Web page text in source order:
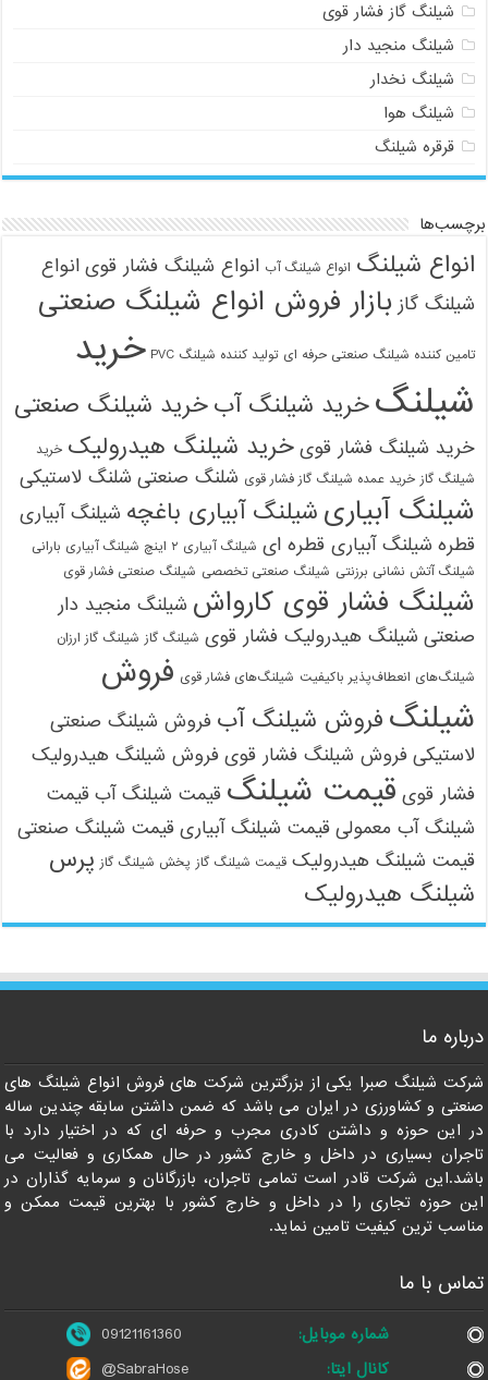
شیلنگ گاز فشار قوی
شیلنگ منجید دار
شیلنگ نخدار
شیلنگ هوا
قرقره شیلنگ
برچسب‌ها
انواع شیلنگ انواع شیلنگ آب انواع شیلنگ فشار قوی انواع
شیلنگ گاز بازار فروش انواع شیلنگ صنعتی
تامین کننده شیلنگ صنعتی حرفه ای تولید کننده شیلنگ PVC
خرید
شیلنگخرید شیلنگ آبخرید شیلنگ صنعتی
خرید شیلنگ فشار قوی خرید شیلنگ هیدرولیک خرید
شیلنگ گاز خرید عمده شیلنگ گاز فشار قوی شلنگ صنعتی شلنگ لاستیکی
شیلنگ آبیاری شیلنگ آبیاری باغچه شیلنگ آبیاری
قطره شیلنگ آبیاری قطره ای شیلنگ آبیاری ۲ اینچ شیلنگ آبیاری بارانی
شیلنگ آتش نشانی برزنتی شیلنگ صنعتی تخصصی شیلنگ صنعتی فشار قوی
شیلنگ فشار قوی کارواش شیلنگ منجید دار
صنعتی شیلنگ هیدرولیک فشار قوی شیلنگ گاز شیلنگ گاز ارزان
شیلنگ‌های انعطاف‌پذیر باکیفیت شیلنگ‌های فشار قوی فروش
شیلنگ فروش شیلنگ آب فروش شیلنگ صنعتی
لاستیکی فروش شیلنگ فشار قوی فروش شیلنگ هیدرولیک
فشار قوی قیمت شیلنگ قیمت شیلنگ آب قیمت
شیلنگ آب معمولی قیمت شیلنگ آبیاری قیمت شیلنگ صنعتی
قیمت شیلنگ هیدرولیک قیمت شیلنگ گاز پخش شیلنگ گاز پرس
شیلنگ هیدرولیک
درباره ما
شرکت شیلنگ صبرا یکی از بزرگترین شرکت های فروش انواع شیلنگ های
صنعتی و کشاورزی در ایران می باشد که ضمن داشتن سابقه چندین ساله
در این حوزه و داشتن کادری مجرب و حرفه ای که در اختیار دارد با
تاجران بسیاری در داخل و خارج کشور در حال همکاری و فعالیت می
باشد.این شرکت قادر است تمامی تاجران، بازرگانان و سرمایه گذاران در
این حوزه تجاری را در داخل و خارج کشور با بهترین قیمت ممکن و
مناسب ترین کیفیت تامین نماید.
تماس با ما
شماره موبایل:
09121161360
کانال ایتا:
@SabraHose